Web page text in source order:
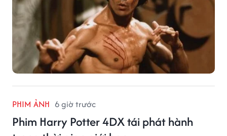
PHIM ẢNH 6 giờ trước
Phim Harry Potter 4DX tái phát hành